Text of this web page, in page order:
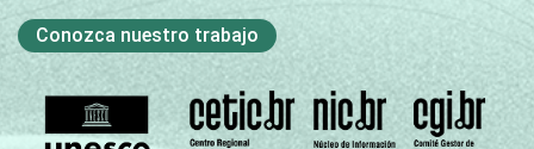
Conozca nuestro trabajo